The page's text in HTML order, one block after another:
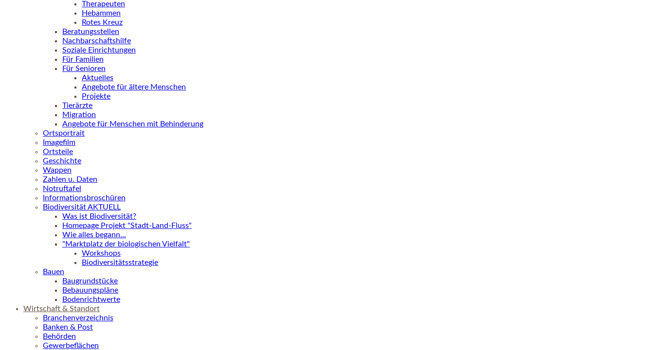
Therapeuten
Hebammen
Rotes Kreuz
Beratungsstellen
Nachbarschaftshilfe
Soziale Einrichtungen
Für Familien
Für Senioren
Aktuelles
Angebote für ältere Menschen
Projekte
Tierärzte
Migration
Angebote für Menschen mit Behinderung
Ortsportrait
Imagefilm
Ortsteile
Geschichte
Wappen
Zahlen u. Daten
Notruftafel
Informationsbroschüren
Biodiversität AKTUELL
Was ist Biodiversität?
Homepage Projekt "Stadt-Land-Fluss"
Wie alles begann...
"Marktplatz der biologischen Vielfalt"
Workshops
Biodiversitätsstrategie
Bauen
Baugrundstücke
Bebauungspläne
Bodenrichtwerte
Wirtschaft & Standort
Branchenverzeichnis
Banken & Post
Behörden
Gewerbeflächen